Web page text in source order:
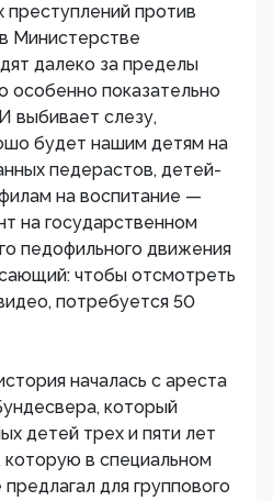
против
Министерстве
далеко за пределы
особенно показательно
выбивает слезу,
будет нашим детям на
педерастов, детей-
на воспитание —
на государственном
педофильного движения
чтобы отсмотреть
потребуется 50
началась с ареста
который
детей трех и пяти лет
которую в специальном
для группового